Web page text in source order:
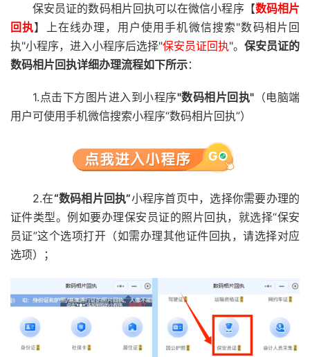
保安员证的数码相片回执可以在微信小程序【数码相片
回执】上在线办理，用户使用手机微信搜索"数码相片回
执"小程序，进入小程序后选择"保安员证回执"。 保安员证的
数码相片回执详细办理流程如下所示：
1.点击下方图片进入到小程序"数码相片回执" （电脑端
用户可使用手机微信搜索小程序“数码相片回执”）
2.在“数码相片回执”小程序首页中，选择你需要办理的
证件类型。例如要办理保安员证的照片回执，就选择“保安
员证”这个选项打开（如需办理其他证件回执，请选择对应
选项）；